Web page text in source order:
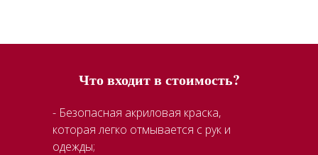
Что входит в стоимость?
- Безопасная акриловая краска,
которая легко отмывается с рук и
одежды;